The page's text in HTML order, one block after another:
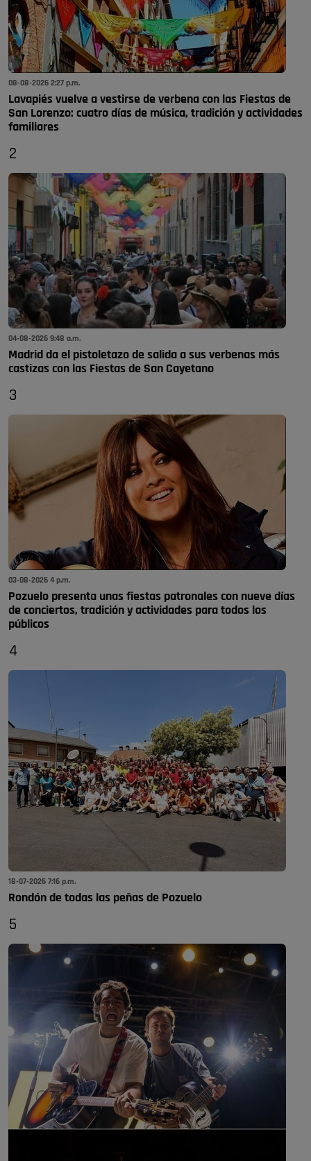
08-08-2026 2:27 p.m.
Lavapiés vuelve a vestirse de verbena con las Fiestas de
San Lorenzo: cuatro días de música, tradición y actividades
familiares
2
04-08-2026 9:48 a.m.
Madrid da el pistoletazo de salida a sus verbenas más
castizas con las Fiestas de San Cayetano
3
03-08-2026 4 p.m.
Pozuelo presenta unas fiestas patronales con nueve días
de conciertos, tradición y actividades para todos los
públicos
4
18-07-2026 7:16 p.m.
Rondón de todas las peñas de Pozuelo
5